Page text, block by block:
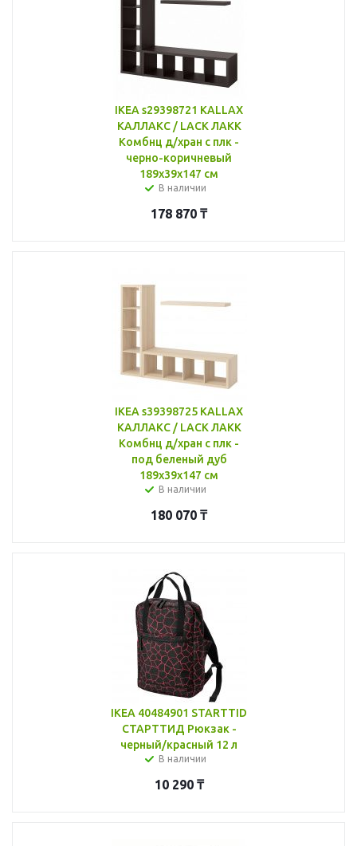
IKEA s29398721 KALLAX
КАЛЛАКС / LACK ЛАКК
Комбнц д/хран с плк -
черно-коричневый
189x39x147 см
В наличии
178 870 ₸
IKEA s39398725 KALLAX
КАЛЛАКС / LACK ЛАКК
Комбнц д/хран с плк -
под беленый дуб
189x39x147 см
В наличии
180 070 ₸
IKEA 40484901 STARTTID
СТАРТТИД Рюкзак -
черный/красный 12 л
В наличии
10 290₸